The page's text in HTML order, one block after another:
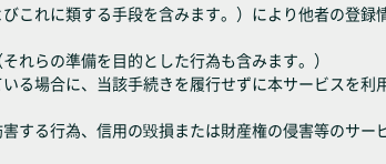
これに類する手段を含みます。）により他者の登録
れらの準備を目的とした行為も含みます。）
る場合に、当該手続きを履行せずに本サービスを利
する行為、信用の毀損または財産権の侵害等のサー